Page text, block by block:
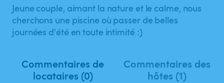
Jeune couple, aimant la nature et le calme, nous
cherchons une piscine où passer de belles
journées d'été en toute intimité :)
Commentaires de
locataires (0)
Commentaires des
hôtes (1)